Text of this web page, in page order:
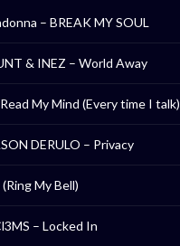
– BREAK MY SOUL
& INEZ – World Away
My Mind (Every time I talk)
DERULO – Privacy
My Bell)
– Locked In